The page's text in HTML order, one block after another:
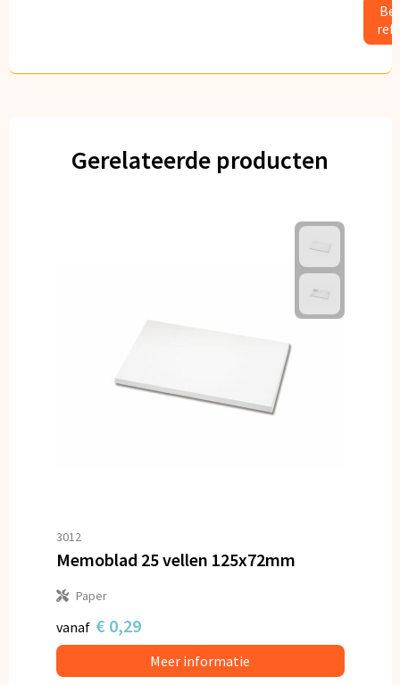
Gerelateerde producten
3012
Memoblad 25 vellen 125x72mm
Paper
vanaf € 0,29
Meer informatie